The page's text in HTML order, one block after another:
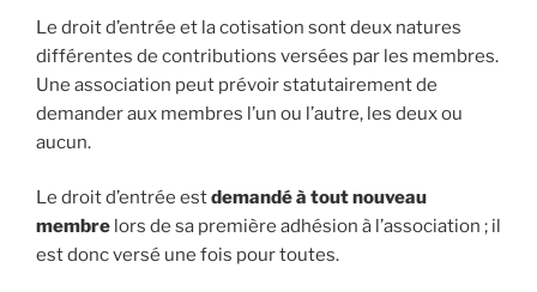
Le droit d’entrée et la cotisation sont deux natures
différentes de contributions versées par les membres.
Une association peut prévoir statutairement de
demander aux membres l’un ou l’autre, les deux ou
aucun.
Le droit d’entrée estdemandé à tout nouveau
membre lors de sa première adhésion à l’association ; il
est donc versé une fois pour toutes.